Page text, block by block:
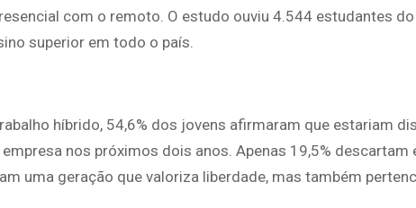
com o remoto. O estudo ouviu 4.544 estudantes
superior em todo o país.
híbrido, 54,6% dos jovens afirmaram que estariam
nos próximos dois anos. Apenas 19,5% descartam
uma geração que valoriza liberdade, mas também